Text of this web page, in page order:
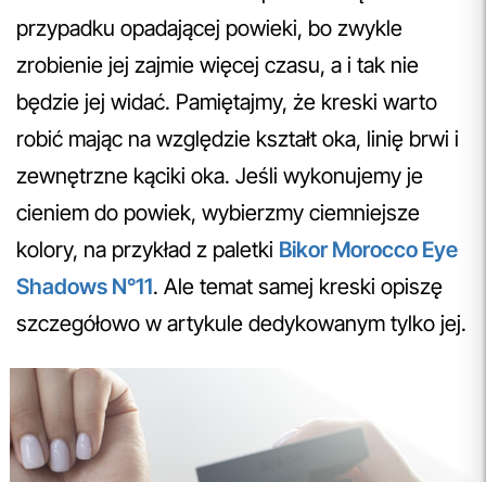
przypadku opadającej powieki, bo zwykle
zrobienie jej zajmie więcej czasu, a i tak nie
będzie jej widać. Pamiętajmy, że kreski warto
robić mając na względzie kształt oka, linię brwi i
zewnętrzne kąciki oka. Jeśli wykonujemy je
cieniem do powiek, wybierzmy ciemniejsze
kolory, na przykład z paletki Bikor Morocco Eye
Shadows N°11. Ale temat samej kreski opiszę
szczegółowo w artykule dedykowanym tylko jej.